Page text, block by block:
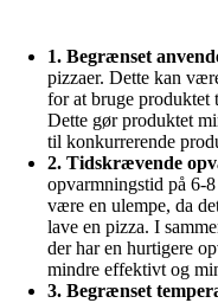
1. Begrænset
pizzaer. Dette kan
for at bruge produktet
Dette gør produktet
til konkurrerende
2. Tidskrævende
opvarmningstid på 6-
være en ulempe, da
lave en pizza. I
der har en hurtigere
mindre effektivt og
3. Begrænset